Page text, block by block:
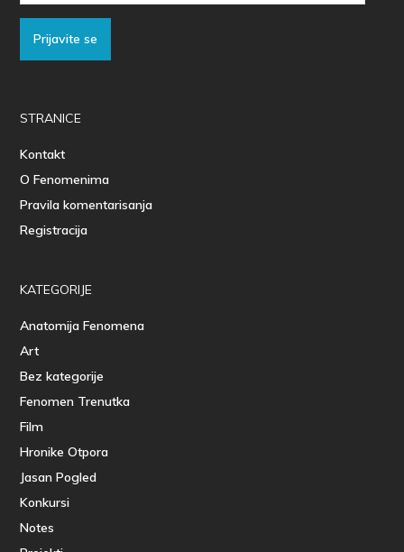
Prijavite se
STRANICE
Kontakt
O Fenomenima
Pravila komentarisanja
Registracija
KATEGORIJE
Anatomija Fenomena
Art
Bez kategorije
Fenomen Trenutka
Film
Hronike Otpora
Jasan Pogled
Konkursi
Notes